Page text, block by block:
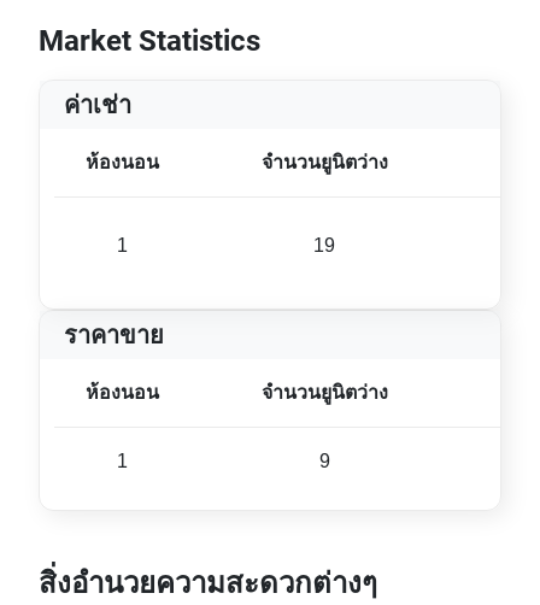
Market Statistics
ค่าเช่า
ห้องนอน จำนวนยูนิตว่าง
1 19
ราคาขาย
ห้องนอน จำนวนยูนิตว่าง
1 9
สิ่งอำนวยความสะดวกต่างๆ